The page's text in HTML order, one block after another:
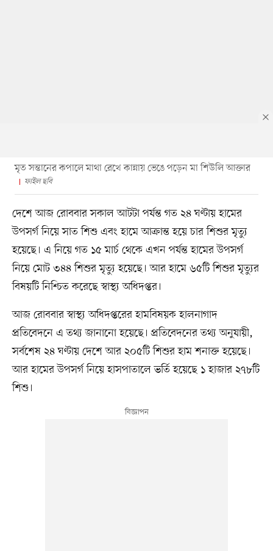
মৃত সন্তানের কপালে মাথা রেখে কান্নায় ভেঙে পড়েন মা শিউলি আক্তার
ফাইল ছবি
দেশে আজ রোববার সকাল আটটা পর্যন্ত গত ২৪ ঘণ্টায় হামের
উপসর্গ নিয়ে সাত শিশু এবং হামে আক্রান্ত হয়ে চার শিশুর মৃত্যু
হয়েছে। এ নিয়ে গত ১৫ মার্চ থেকে এখন পর্যন্ত হামের উপসর্গ
নিয়ে মোট ৩৪৪ শিশুর মৃত্যু হয়েছে। আর হামে ৬৫টি শিশুর মৃত্যুর
বিষয়টি নিশ্চিত করেছে স্বাস্থ্য অধিদপ্তর।
আজ রোববার স্বাস্থ্য অধিদপ্তরের হামবিষয়ক হালনাগাদ
প্রতিবেদনে এ তথ্য জানানো হয়েছে। প্রতিবেদনের তথ্য অনুযায়ী,
সর্বশেষ ২৪ ঘণ্টায় দেশে আর ২০৫টি শিশুর হাম শনাক্ত হয়েছে।
আর হামের উপসর্গ নিয়ে হাসপাতালে ভর্তি হয়েছে ১ হাজার ২৭৮টি
শিশু।